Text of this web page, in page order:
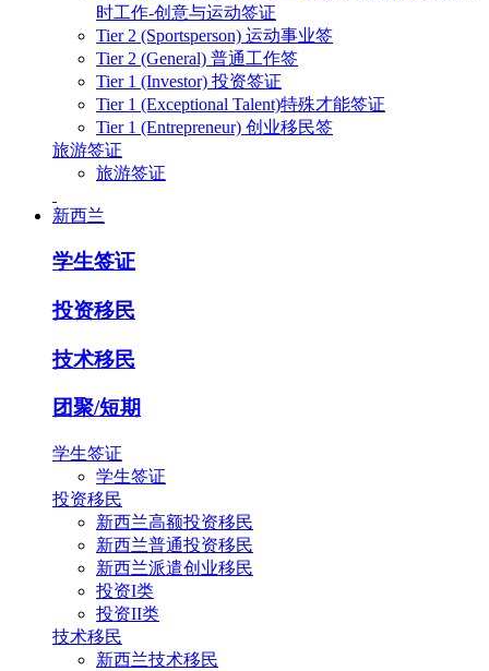
时工作-创意与运动签证
Tier 2 (Sportsperson) 运动事业签
Tier 2 (General) 普通工作签
Tier 1 (Investor) 投资签证
Tier 1 (Exceptional Talent)特殊才能签证
Tier 1 (Entrepreneur) 创业移民签
旅游签证
旅游签证
新西兰
学生签证
投资移民
技术移民
团聚/短期
学生签证
学生签证
投资移民
新西兰高额投资移民
新西兰普通投资移民
新西兰派遣创业移民
投资I类
投资II类
技术移民
新西兰技术移民